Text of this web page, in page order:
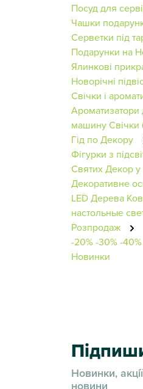
Посуд для
Чашки
Серветки під
Подарунки на
Ялинкові
Новорічні
Свічки і
машинуСвічки
Гід по Декору
Фігурки з
СвятихДекор у
Декоративне
LED Дерева
настольные
Розпродаж
-20%-30%-40%
Новинки
Новинки,
новини